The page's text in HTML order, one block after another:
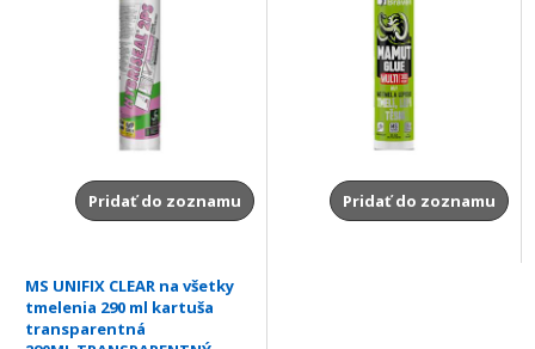
Pridať do zoznamu Pridať do zoznamu
MS UNIFIX CLEAR na všetky
tmelenia 290 ml kartuša
transparentná